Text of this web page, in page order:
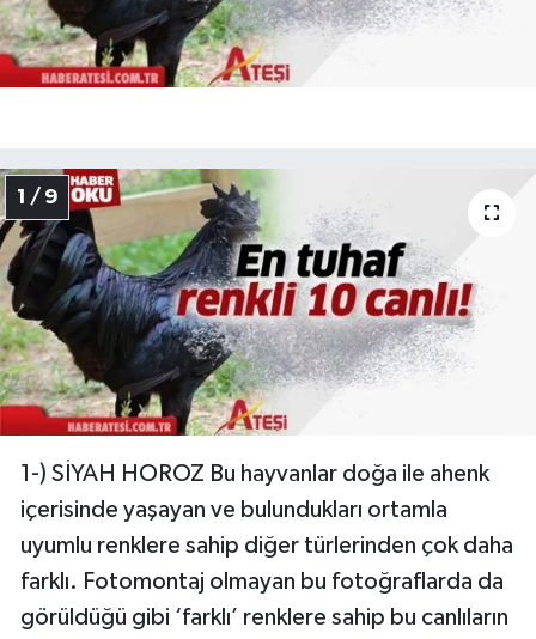
1 / 9
1-) SİYAH HOROZ Bu hayvanlar doğa ile ahenk
içerisinde yaşayan ve bulundukları ortamla
uyumlu renklere sahip diğer türlerinden çok daha
farklı. Fotomontaj olmayan bu fotoğraflarda da
görüldüğü gibi ‘farklı’ renklere sahip bu canlıların